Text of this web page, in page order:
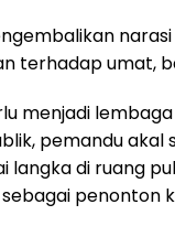
terhadap umat,
menjadi
pemandu
langka di ruang
penonton